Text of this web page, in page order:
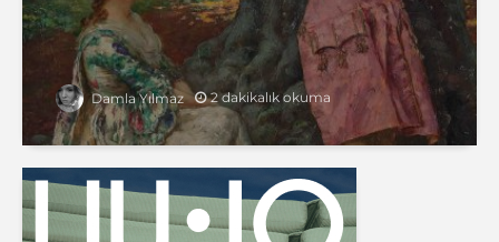
Damla Yılmaz 2 dakikalık okuma